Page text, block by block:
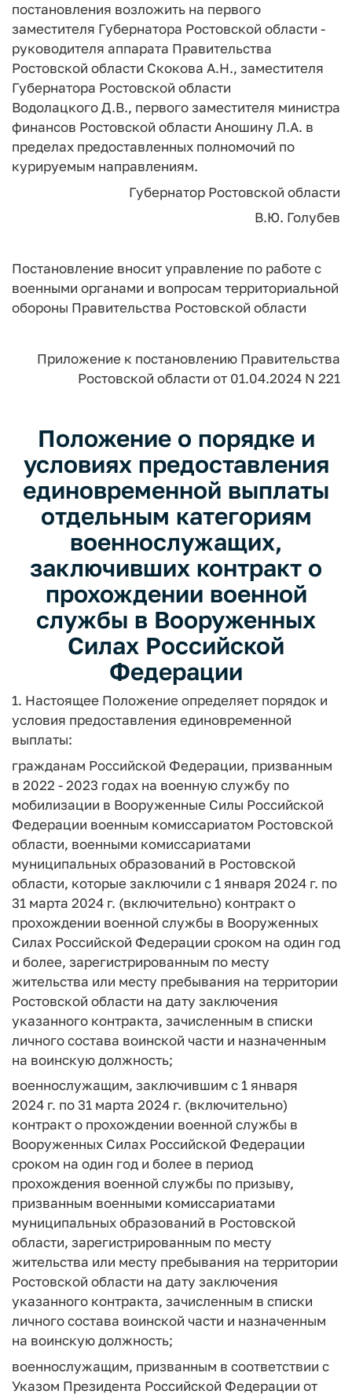
постановления возложить на первого
заместителя Губернатора Ростовской области -
руководителя аппарата Правительства
Ростовской области Скокова А.Н., заместителя
Губернатора Ростовской области
Водолацкого Д.В., первого заместителя министра
финансов Ростовской области Аношину Л.А. в
пределах предоставленных полномочий по
курируемым направлениям.
Губернатор Ростовской области
В.Ю. Голубев
Постановление вносит управление по работе с
военными органами и вопросам территориальной
обороны Правительства Ростовской области
Приложение к постановлению Правительства
Ростовской области от 01.04.2024 N 221
Положение о порядке и
условиях предоставления
единовременной выплаты
отдельным категориям
военнослужащих,
заключивших контракт о
прохождении военной
службы в Вооруженных
Силах Российской
Федерации
1. Настоящее Положение определяет порядок и
условия предоставления единовременной
выплаты:
гражданам Российской Федерации, призванным
в 2022 - 2023 годах на военную службу по
мобилизации в Вооруженные Силы Российской
Федерации военным комиссариатом Ростовской
области, военными комиссариатами
муниципальных образований в Ростовской
области, которые заключили с 1 января 2024 г. по
31 марта 2024 г. (включительно) контракт о
прохождении военной службы в Вооруженных
Силах Российской Федерации сроком на один год
и более, зарегистрированным по месту
жительства или месту пребывания на территории
Ростовской области на дату заключения
указанного контракта, зачисленным в списки
личного состава воинской части и назначенным
на воинскую должность;
военнослужащим, заключившим с 1 января
2024 г. по 31 марта 2024 г. (включительно)
контракт о прохождении военной службы в
Вооруженных Силах Российской Федерации
сроком на один год и более в период
прохождения военной службы по призыву,
призванным военными комиссариатами
муниципальных образований в Ростовской
области, зарегистрированным по месту
жительства или месту пребывания на территории
Ростовской области на дату заключения
указанного контракта, зачисленным в списки
личного состава воинской части и назначенным
на воинскую должность;
военнослужащим, призванным в соответствии с
Указом Президента Российской Федерации от